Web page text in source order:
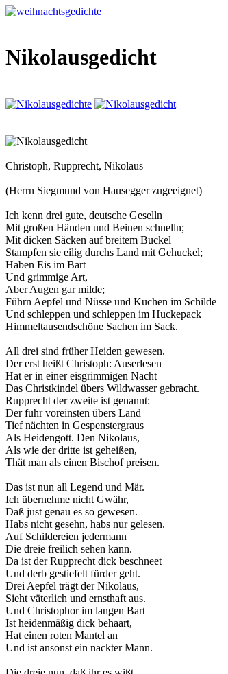
Nikolausgedicht
Christoph, Rupprecht, Nikolaus
(Herrn Siegmund von Hausegger zugeeignet)
Ich kenn drei gute, deutsche Geselln
Mit großen Händen und Beinen schnelln;
Mit dicken Säcken auf breitem Buckel
Stampfen sie eilig durchs Land mit Gehuckel;
Haben Eis im Bart
Und grimmige Art,
Aber Augen gar milde;
Führn Aepfel und Nüsse und Kuchen im Schilde
Und schleppen und schleppen im Huckepack
Himmeltausendschöne Sachen im Sack.
All drei sind früher Heiden gewesen.
Der erst heißt Christoph: Auserlesen
Hat er in einer eisgrimmigen Nacht
Das Christkindel übers Wildwasser gebracht.
Rupprecht der zweite ist genannt:
Der fuhr voreinsten übers Land
Tief nächten in Gespenstergraus
Als Heidengott. Den Nikolaus,
Als wie der dritte ist geheißen,
Thät man als einen Bischof preisen.
Das ist nun all Legend und Mär.
Ich übernehme nicht Gwähr,
Daß just genau es so gewesen.
Habs nicht gesehn, habs nur gelesen.
Auf Schildereien jedermann
Die dreie freilich sehen kann.
Da ist der Rupprecht dick beschneet
Und derb gestiefelt fürder geht.
Drei Aepfel trägt der Nikolaus,
Sieht väterlich und ernsthaft aus.
Und Christophor im langen Bart
Ist heidenmäßig dick behaart,
Hat einen roten Mantel an
Und ist ansonst ein nackter Mann.